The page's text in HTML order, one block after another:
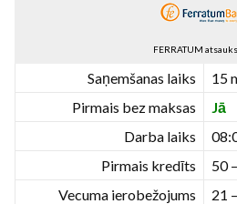
FERRATUM
Saņemšanas laiks
15
Pirmais bez maksas
Jā
Darba laiks
Pirmais kredīts
50
Vecuma ierobežojums
21